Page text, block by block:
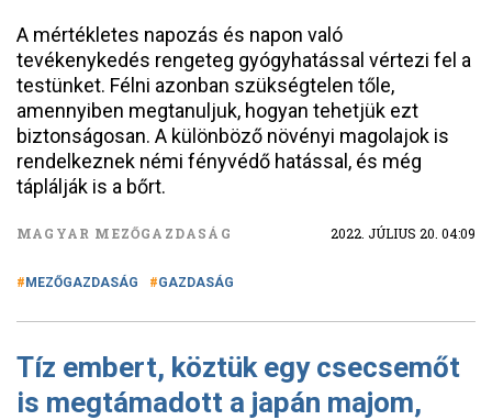
A mértékletes napozás és napon való
tevékenykedés rengeteg gyógyhatással vértezi fel a
testünket. Félni azonban szükségtelen tőle,
amennyiben megtanuljuk, hogyan tehetjük ezt
biztonságosan. A különböző növényi magolajok is
rendelkeznek némi fényvédő hatással, és még
táplálják is a bőrt.
MAGYAR MEZŐGAZDASÁG 2022. JÚLIUS 20. 04:09
MEZŐGAZDASÁG GAZDASÁG
Tíz embert, köztük egy csecsemőt
is megtámadott a japán majom,